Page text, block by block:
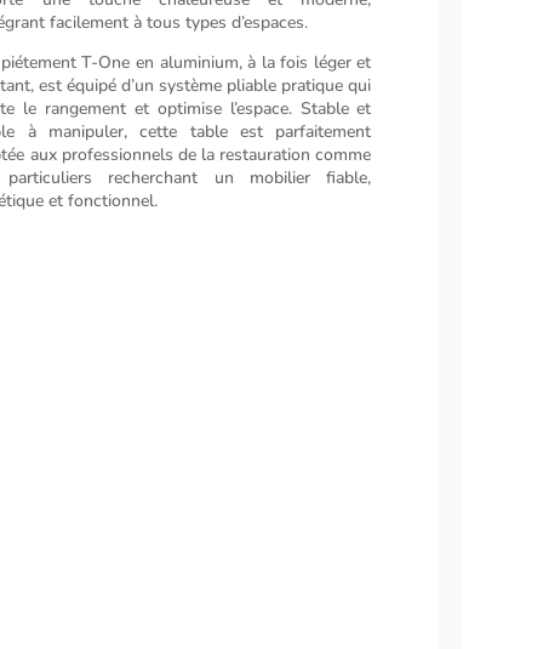
facilement à tous types d’espaces.
T-One en aluminium, à la fois léger et
est équipé d’un système pliable pratique qui
le rangement et optimise l’espace. Stable et
à manipuler, cette table est parfaitement
aux professionnels de la restauration comme
recherchant un mobilier fiable,
et fonctionnel.